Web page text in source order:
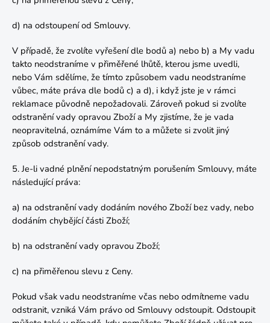
d) na odstoupení od Smlouvy.
V případě, že zvolíte vyřešení dle bodů a) nebo b) a My vadu
takto neodstraníme v přiměřené lhůtě, kterou jsme uvedli,
nebo Vám sdělíme, že tímto způsobem vadu neodstraníme
vůbec, máte práva dle bodů c) a d), i když jste je v rámci
reklamace původně nepožadovali. Zároveň pokud si zvolíte
odstranění vady opravou Zboží a My zjistíme, že je vada
neopravitelná, oznámíme Vám to a můžete si zvolit jiný
způsob odstranění vady.
5. Je-li vadné plnění nepodstatným porušením Smlouvy, máte
následující práva:
a) na odstranění vady dodáním nového Zboží bez vady, nebo
dodáním chybějící části Zboží;
b) na odstranění vady opravou Zboží;
c) na přiměřenou slevu z Ceny.
Pokud však vadu neodstraníme včas nebo odmítneme vadu
odstranit, vzniká Vám právo od Smlouvy odstoupit. Odstoupit